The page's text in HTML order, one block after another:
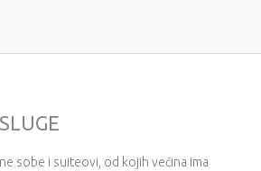
sobe i suiteovi, od kojih većina ima